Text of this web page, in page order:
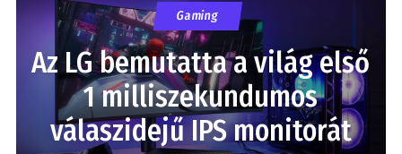
Gaming
Az LG bemutatta a világ első
1 milliszekundumos
válaszidejű IPS monitorát